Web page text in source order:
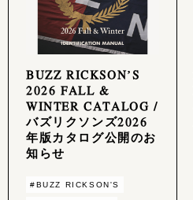
BUZZ RICKSON’S
2026 FALL &
WINTER CATALOG /
バズリクソンズ2026
年版カタログ公開のお
知らせ
#BUZZ RICKSON'S